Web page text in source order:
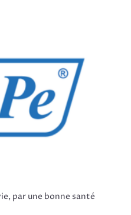
par une bonne santé